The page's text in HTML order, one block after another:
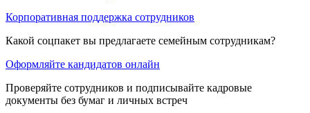
Корпоративная поддержка сотрудников
Какой соцпакет вы предлагаете семейным сотрудникам?
Оформляйте кандидатов онлайн
Проверяйте сотрудников и подписывайте кадровые
документы без бумаг и личных встреч